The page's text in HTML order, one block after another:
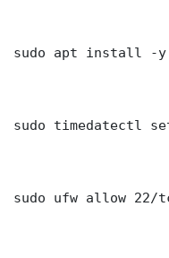
sudo apt install -
sudo timedatectl
sudo ufw allow 22/